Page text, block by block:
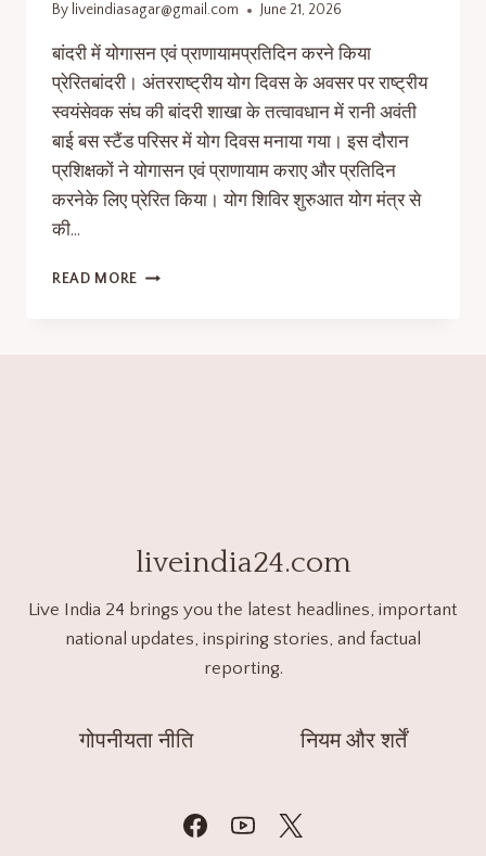
By liveindiasagar@gmail.com June 21, 2026
बांदरी में योगासन एवं प्राणायामप्रतिदिन करने किया
प्रेरितबांदरी। अंतरराष्ट्रीय योग दिवस के अवसर पर राष्ट्रीय
स्वयंसेवक संघ की बांदरी शाखा के तत्वावधान में रानी अवंती
बाई बस स्टैंड परिसर में योग दिवस मनाया गया। इस दौरान
प्रशिक्षकों ने योगासन एवं प्राणायाम कराए और प्रतिदिन
करनेके लिए प्रेरित किया। योग शिविर शुरुआत योग मंत्र से
की…
READ MORE
liveindia24.com
Live India 24 brings you the latest headlines, important
national updates, inspiring stories, and factual
reporting.
गोपनीयता नीति नियम और शर्तें